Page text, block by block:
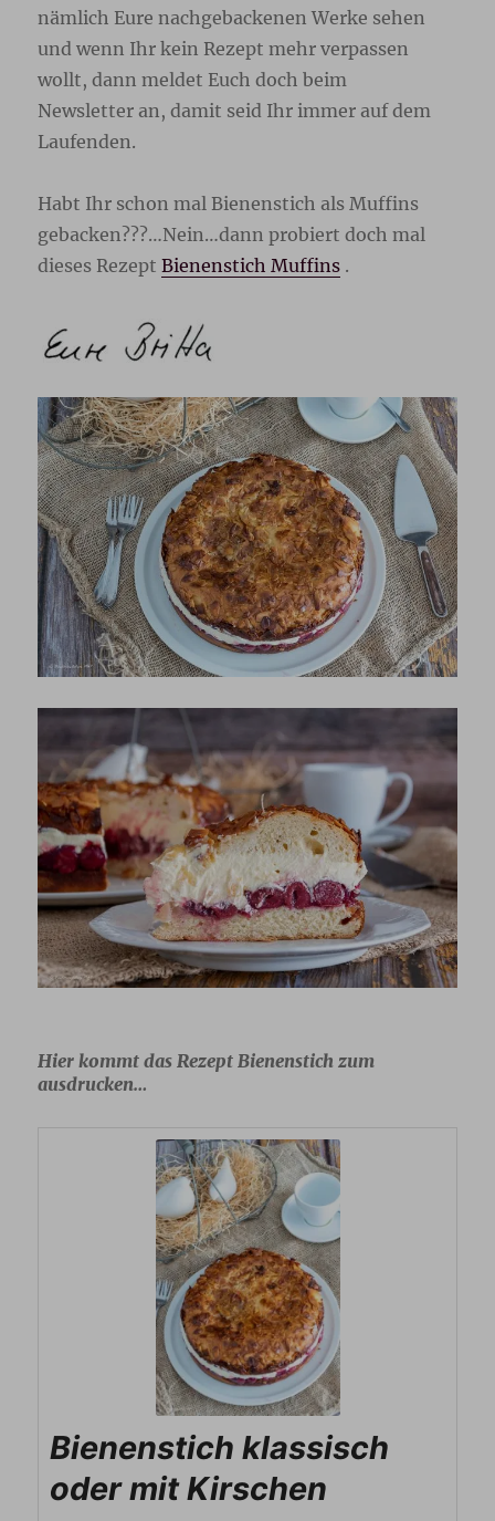
nämlich Eure nachgebackenen Werke sehen
und wenn Ihr kein Rezept mehr verpassen
wollt, dann meldet Euch doch beim
Newsletter an, damit seid Ihr immer auf dem
Laufenden.
Habt Ihr schon mal Bienenstich als Muffins
gebacken???…Nein…dann probiert doch mal
dieses RezeptBienenstich Muffins .
Hier kommt das Rezept Bienenstich zum
ausdrucken…
Bienenstich klassisch
oder mit Kirschen